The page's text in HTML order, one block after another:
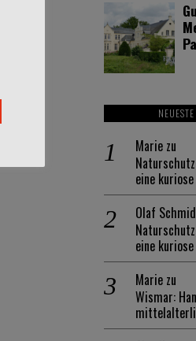
Marie zu
eine
Olaf
eine
Marie zu
Wismar: